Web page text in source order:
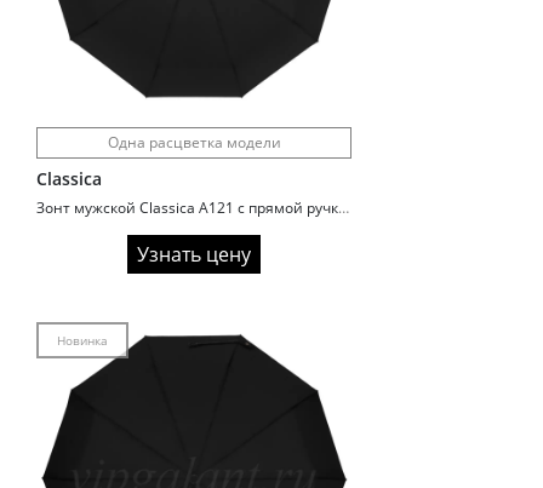
Одна расцветка модели
Classica
Зонт мужской Classica A121 с прямой ручкой
Узнать цену
Новинка